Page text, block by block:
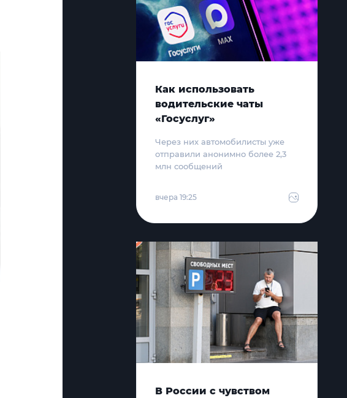
Как использовать
водительские чаты
«Госуслуг»
Через них автомобилисты уже
отправили анонимно более 2,3
млн сообщений
вчера 19:25
В России с чувством